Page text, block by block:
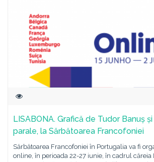
LISABONA. Grafică de Tudor Banuș
parale, la Sărbătoarea Francofoniei
Sărbătoarea Francofoniei în Portugalia va fi
online, în perioada 22-27 iunie, în cadrul căreia